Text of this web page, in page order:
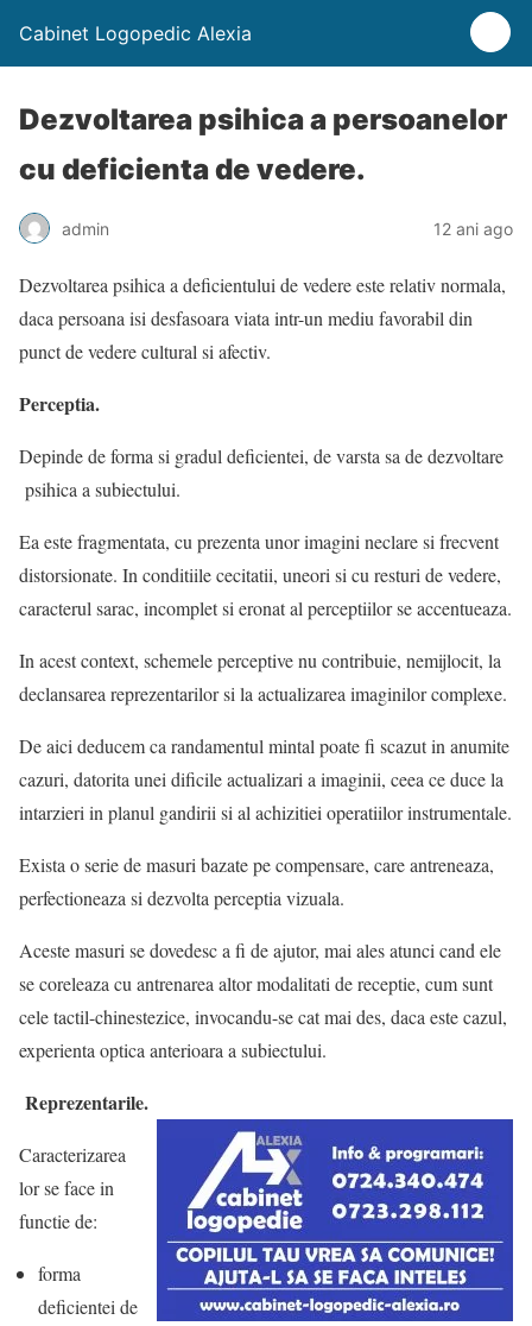
Cabinet Logopedic Alexia
Dezvoltarea psihica a persoanelor
cu deficienta de vedere.
admin 12 ani ago
Dezvoltarea psihica a deficientului de vedere este relativ normala,
daca persoana isi desfasoara viata intr-un mediu favorabil din
punct de vedere cultural si afectiv.
Perceptia.
Depinde de forma si gradul deficientei, de varsta sa de dezvoltare
psihica a subiectului.
Ea este fragmentata, cu prezenta unor imagini neclare si frecvent
distorsionate. In conditiile cecitatii, uneori si cu resturi de vedere,
caracterul sarac, incomplet si eronat al perceptiilor se accentueaza.
In acest context, schemele perceptive nu contribuie, nemijlocit, la
declansarea reprezentarilor si la actualizarea imaginilor complexe.
De aici deducem ca randamentul mintal poate fi scazut in anumite
cazuri, datorita unei dificile actualizari a imaginii, ceea ce duce la
intarzieri in planul gandirii si al achizitiei operatiilor instrumentale.
Exista o serie de masuri bazate pe compensare, care antreneaza,
perfectioneaza si dezvolta perceptia vizuala.
Aceste masuri se dovedesc a fi de ajutor, mai ales atunci cand ele
se coreleaza cu antrenarea altor modalitati de receptie, cum sunt
cele tactil-chinestezice, invocandu-se cat mai des, daca este cazul,
experienta optica anterioara a subiectului.
Reprezentarile.
Caracterizarea
lor se face in
functie de:
forma
deficientei de